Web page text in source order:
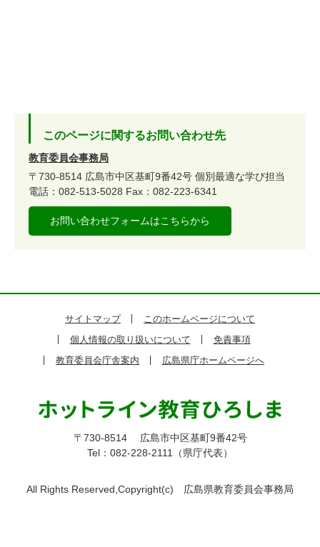
このページに関するお問い合わせ先
教育委員会事務局
〒730-8514 広島市中区基町9番42号 個別最適な学び担当
電話：082-513-5028 Fax：082-223-6341
お問い合わせフォームはこちらから
サイトマップ
このホームページについて
個人情報の取り扱いについて
免責事項
教育委員会庁舎案内
広島県庁ホームページへ
〒730-8514
広島市中区基町9番42号
Tel：082-228-2111（県庁代表）
All Rights Reserved,Copyright(c) 広島県教育委員会事務局